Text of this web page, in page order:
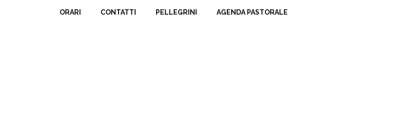
ORARI CONTATTI PELLEGRINI AGENDA PASTORALE